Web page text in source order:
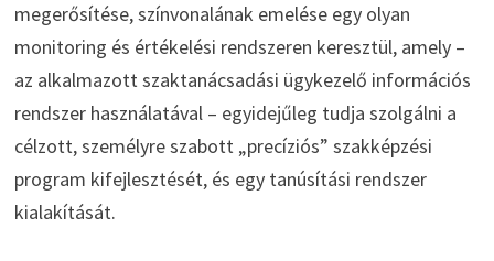
megerősítése, színvonalának emelése egy olyan
monitoring és értékelési rendszeren keresztül, amely –
az alkalmazott szaktanácsadási ügykezelő információs
rendszer használatával – egyidejűleg tudja szolgálni a
célzott, személyre szabott „precíziós” szakképzési
program kifejlesztését, és egy tanúsítási rendszer
kialakítását.